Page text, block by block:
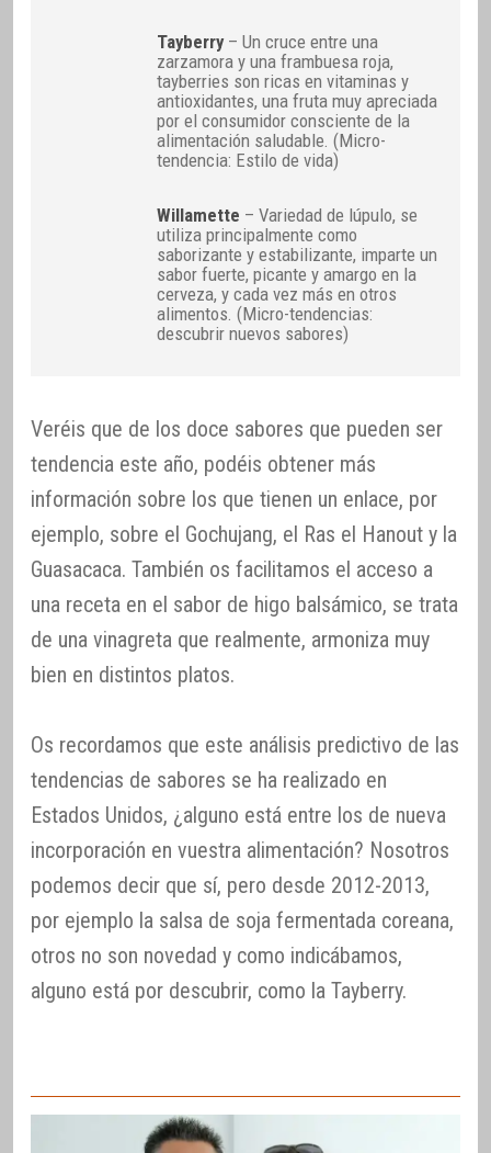
Tayberry– Un cruce entre una
zarzamora y una frambuesa roja,
tayberries son ricas en vitaminas y
antioxidantes, una fruta muy apreciada
por el consumidor consciente de la
alimentación saludable. (Micro-
tendencia: Estilo de vida)
Willamette – Variedad de lúpulo, se
utiliza principalmente como
saborizante y estabilizante, imparte un
sabor fuerte, picante y amargo en la
cerveza, y cada vez más en otros
alimentos. (Micro-tendencias:
descubrir nuevos sabores)
Veréis que de los doce sabores que pueden ser
tendencia este año, podéis obtener más
información sobre los que tienen un enlace, por
ejemplo, sobre el Gochujang, el Ras el Hanout y la
Guasacaca. También os facilitamos el acceso a
una receta en el sabor de higo balsámico, se trata
de una vinagreta que realmente, armoniza muy
bien en distintos platos.
Os recordamos que este análisis predictivo de las
tendencias de sabores se ha realizado en
Estados Unidos, ¿alguno está entre los de nueva
incorporación en vuestra alimentación? Nosotros
podemos decir que sí, pero desde 2012-2013,
por ejemplo la salsa de soja fermentada coreana,
otros no son novedad y como indicábamos,
alguno está por descubrir, como la Tayberry.